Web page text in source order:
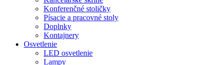
Konferenčné stoličky
Písacie a pracovné stoly
Doplnky
Kontajnery
Osvetlenie
LED osvetlenie
Lampy